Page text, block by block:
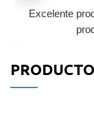
Excelente